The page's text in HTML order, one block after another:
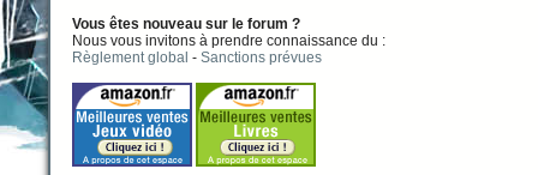
Vous êtes nouveau sur le forum ?
Nous vous invitons à prendre connaissance du :
Règlement global - Sanctions prévues